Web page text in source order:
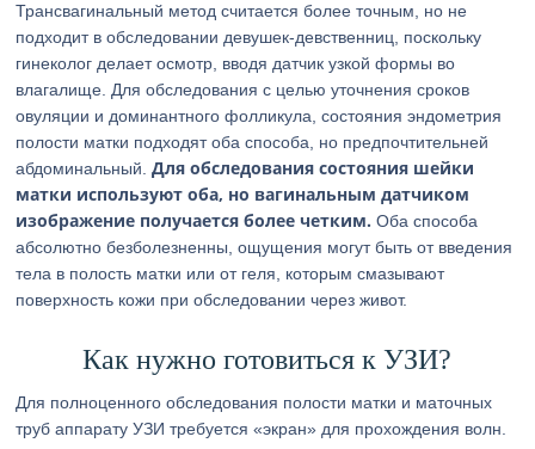
Трансвагинальный метод считается более точным, но не
подходит в обследовании девушек-девственниц, поскольку
гинеколог делает осмотр, вводя датчик узкой формы во
влагалище. Для обследования с целью уточнения сроков
овуляции и доминантного фолликула, состояния эндометрия
полости матки подходят оба способа, но предпочтительней
абдоминальный.Для обследования состояния шейки
матки используют оба, но вагинальным датчиком
изображение получается более четким. Оба способа
абсолютно безболезненны, ощущения могут быть от введения
тела в полость матки или от геля, которым смазывают
поверхность кожи при обследовании через живот.
Как нужно готовиться к УЗИ?
Для полноценного обследования полости матки и маточных
труб аппарату УЗИ требуется «экран» для прохождения волн.